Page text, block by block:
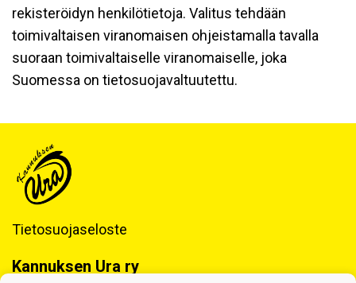
rekisteröidyn henkilötietoja. Valitus tehdään
toimivaltaisen viranomaisen ohjeistamalla tavalla
suoraan toimivaltaiselle viranomaiselle, joka
Suomessa on tietosuojavaltuutettu.
Tietosuojaseloste
Kannuksen Ura ry